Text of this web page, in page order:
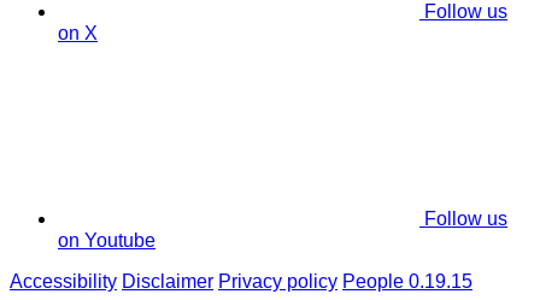
Follow us
on X
Follow us
on Youtube
Accessibility Disclaimer Privacy policy People 0.19.15